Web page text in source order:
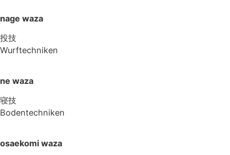
nage waza
投技
Wurftechniken
ne waza
寝技
Bodentechniken
osaekomi waza